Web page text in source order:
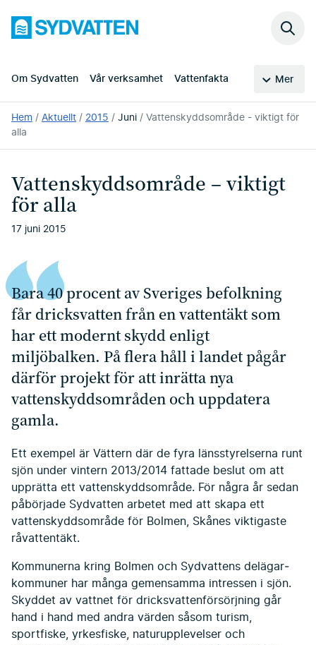
huvudinnehållet
Sydvatten
Om Sydvatten Vår verksamhet Vattenfakta Mer
Sök
Du
är
här:
Hem Aktuellt 2015 Juni
Vattenskyddsområde - viktigt för
alla
Vattenskyddsområde – viktigt
för alla
17 juni 2015
Bara 40 procent av Sveri­ges befolkning
får dricks­vatten från en vattentäkt som
har ett modernt skydd enligt
miljöbalken. På flera håll i landet pågår
därför projekt för att inrätta nya
vattenskydds­områden och uppdatera
gamla.
Ett exempel är Vättern där de fyra läns­styrelserna runt
sjön under vintern 2013/2014 fattade beslut om att
upprätta ett vattenskyddsområde. För några år sedan
påbörjade Sydvatten arbetet med att skapa ett
vatten­skyddsområde för Bolmen, Skånes viktigaste
råvattentäkt.
Kommunerna kring Bolmen och Sydvattens delägar­
kommuner har många gemensamma intressen i sjön.
Skyddet av vattnet för dricksvattenförsörjning går
hand i hand med andra värden såsom turism,
sportfiske, yrkesfiske, naturupplevelser och